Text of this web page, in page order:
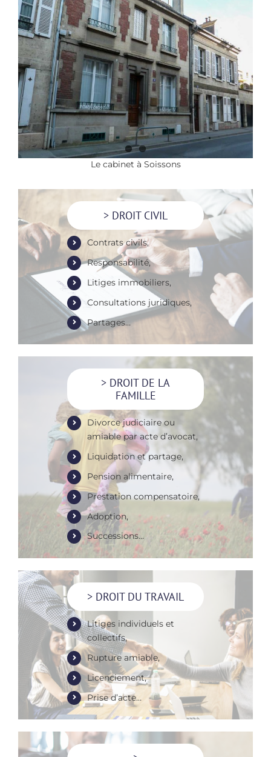
Le cabinet à Soissons
> DROIT CIVIL
Contrats civils,
Responsabilité,
Litiges immobiliers,
Consultations juridiques,
Partages…
> DROIT DE LA
FAMILLE
Divorce judiciaire ou
amiable par acte d’avocat,
Liquidation et partage,
Pension alimentaire,
Prestation compensatoire,
Adoption,
Successions…
> DROIT DU TRAVAIL
Litiges individuels et
collectifs,
Rupture amiable,
Licenciement,
Prise d’acte…